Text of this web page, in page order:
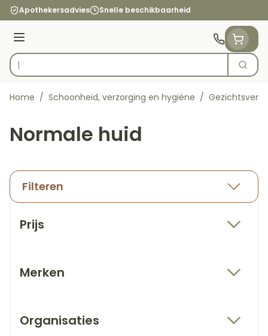
Ga naar de inhoud
Apothekersadvies Snelle beschikbaarheid
Menu
Product, merk, categorie...
Zoek
Home / Schoonheid, verzorging en hygiëne /
Normale huid
Filteren
Prijs
Merken
Organisaties